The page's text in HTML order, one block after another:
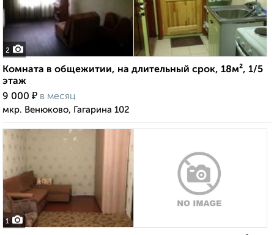
2
Комната в общежитии, на длительный срок, 18м², 1/5
этаж
9 000 ₽ в месяц
мкр. Венюково, Гагарина 102
1